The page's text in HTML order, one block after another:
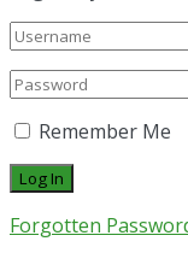
Remember Me
Forgotten